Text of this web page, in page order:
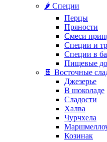
🌶️ Специи
Перцы
Пряности
Смеси
Специи и
Специи в
Пищевые
🍫 Восточные
Джезерье
В шоколаде
Сладости
Халва
Чурчхела
Козинак